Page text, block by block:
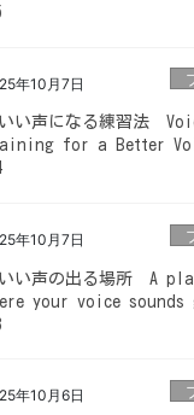
年10月7日
いい声になる練習法
for a Better
年10月7日
いい声の出る場所 A
your voice sounds
年10月6日